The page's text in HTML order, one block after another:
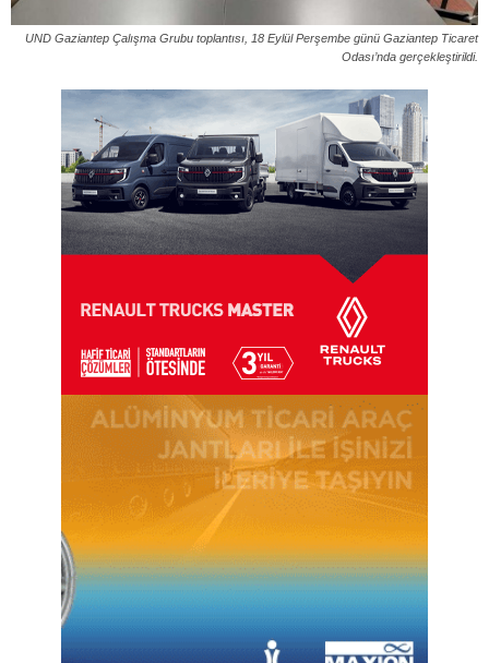
UND Gaziantep Çalışma Grubu toplantısı, 18 Eylül Perşembe günü Gaziantep Ticaret
Odası’nda gerçekleştirildi.